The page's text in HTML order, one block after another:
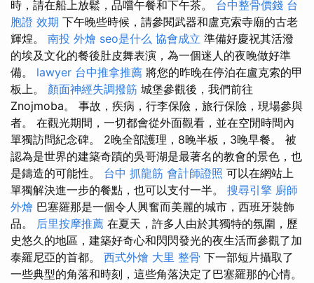
時，請在船上放鬆，品嚐午餐和下午茶。 台中整骨價錢 台
胞證 效期 下午晚些時候，請參閱武器和盧克索寺廟的古老
輝煌。 南投 外燴 seo是什么 協會成立 準備好慶祝其活潑
的埃及文化的餐後肚皮舞表演，為一個迷人的夜晚做好準
備。 lawyer 台中推拿推薦 將您的昨晚在停泊在盧克索的甲
板上。 顏面神經失調撥筋 城堡參觀後，我們前往
Znojmoba。 事故，疾病，行李保險，旅行保險，現場參與
者。 在觀光期間，一切都會從外面觀看，並在空閒時間內
單獨訪問紀念碑。 2晚全部護理，8晚半板，3晚早餐。 被
認為是世界的建築奇蹟的吳哥湖是最著名的教會的景色，也
是鑄造的可能性。 台中 抓龍筋 會計師證照 可以在網站上
單獨解決進一步的餐點，也可以支付一半。 搜尋引擎 廚師
外燴 巴塞羅那是一個令人興奮而美麗的城市，西班牙裝飾
品。 后里按摩推薦 在夏天，許多人由於其獨特的氛圍，歷
史悠久的地區，建築好奇心和閃閃發光的夜生活而參觀了加
泰羅尼亞的首都。 西式外燴 大里 整骨 下一部短片攝取了
一些典型的角落和時刻，這些角落決定了巴塞羅那的心情。